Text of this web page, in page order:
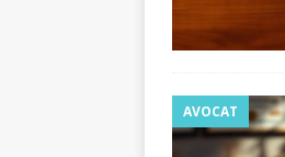
AVOCAT